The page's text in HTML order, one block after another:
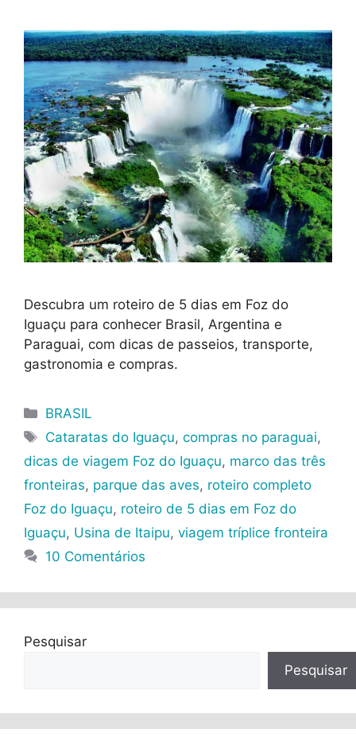
Descubra um roteiro de 5 dias em Foz do
Iguaçu para conhecer Brasil, Argentina e
Paraguai, com dicas de passeios, transporte,
gastronomia e compras.
Categorias
BRASIL
Tags
Cataratas do Iguaçu,compras no paraguai,
dicas de viagem Foz do Iguaçu, marco das três
fronteiras, parque das aves, roteiro completo
Foz do Iguaçu, roteiro de 5 dias em Foz do
Iguaçu, Usina de Itaipu, viagem tríplice fronteira
10 Comentários
Pesquisar
Pesquisar